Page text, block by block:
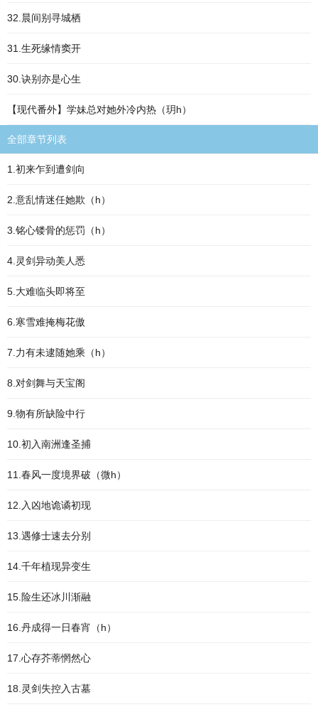
32.晨间别寻城栖
31.生死缘情窦开
30.诀别亦是心生
【现代番外】学妹总对她外冷内热（玥h）
全部章节列表
1.初来乍到遭剑向
2.意乱情迷任她欺（h）
3.铭心镂骨的惩罚（h）
4.灵剑异动美人悉
5.大难临头即将至
6.寒雪难掩梅花傲
7.力有未逮随她乘（h）
8.对剑舞与天宝阁
9.物有所缺险中行
10.初入南洲逢圣捕
11.春风一度境界破（微h）
12.入凶地诡谲初现
13.遇修士速去分别
14.千年植现异变生
15.险生还冰川渐融
16.丹成得一日春宵（h）
17.心存芥蒂惘然心
18.灵剑失控入古墓